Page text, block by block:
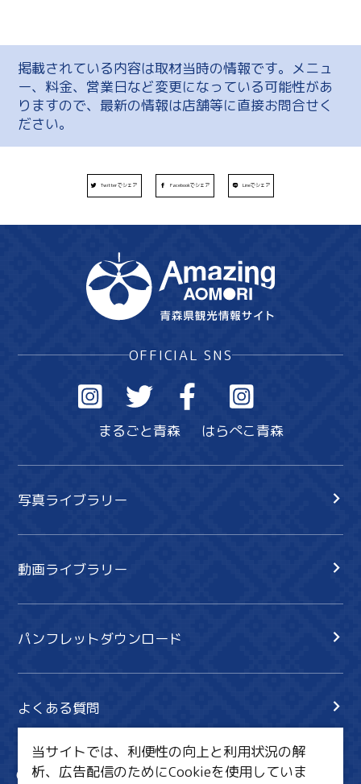
掲載されている内容は取材当時の情報です。メニュ
ー、料金、営業日など変更になっている可能性があ
りますので、最新の情報は店舗等に直接お問合せく
ださい。
Twitterでシェア Facebookでシェア Lineでシェア
OFFICIAL SNS
まるごと青森 はらぺこ青森
写真ライブラリー
動画ライブラリー
パンフレットダウンロード
よくある質問
サイト内検索 共有
当サイトでは、利便性の向上と利用状況の解
析、広告配信のためにCookieを使用していま